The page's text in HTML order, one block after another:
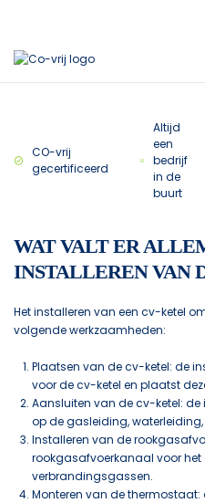
CO-vrij
gecertificeerd
Altijd
een
bedrijf
in de
buurt
WAT VALT ER
INSTALLEREN VAN
Het installeren van een cv-ketel
volgende werkzaamheden:
Plaatsen van de cv-ketel: de
voor de cv-ketel en plaatst
Aansluiten van de cv-ketel:
op de gasleiding, waterleiding,
Installeren van de
rookgasafvoerkanaal voor het
verbrandingsgassen.
Monteren van de